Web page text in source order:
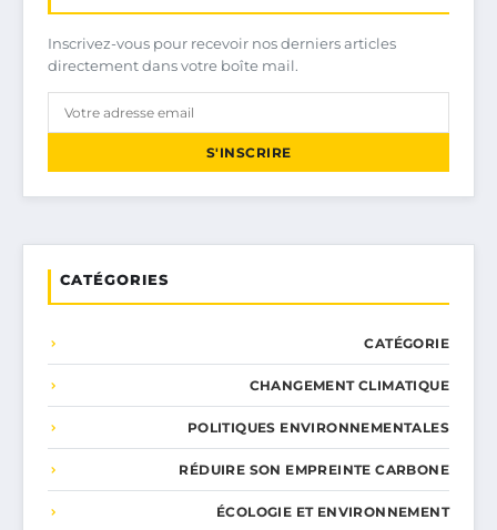
Inscrivez-vous pour recevoir nos derniers articles
directement dans votre boîte mail.
S'INSCRIRE
CATÉGORIES
CATÉGORIE
CHANGEMENT CLIMATIQUE
POLITIQUES ENVIRONNEMENTALES
RÉDUIRE SON EMPREINTE CARBONE
ÉCOLOGIE ET ENVIRONNEMENT